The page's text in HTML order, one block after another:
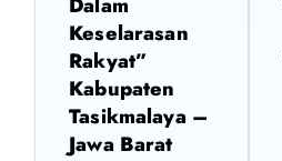
Dalam
Keselarasan
Rakyat”
Kabupaten
Tasikmalaya –
Jawa Barat